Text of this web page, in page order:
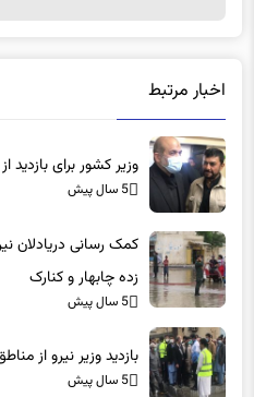
اخبار مرتبط
وزیر کشور برای
5 سال پیش
کمک رسانی دریادلان
زده چابهار و کنارک
5 سال پیش
بازدید وزیر نیرو از
5 سال پیش